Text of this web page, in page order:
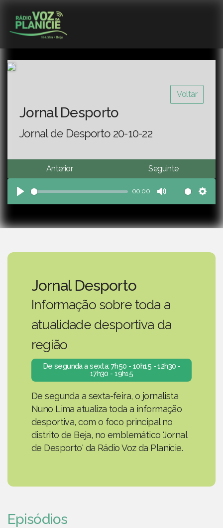
Voltar
Jornal Desporto
Jornal de Desporto 20-10-22
Anterior Seguinte
Play
00:00
Mute
Jornal Desporto
Informação sobre toda a
atualidade desportiva da
região
De segunda a sexta: 7h50 - 10h15 - 12h30 -
17h30 - 19h15
De segunda a sexta-feira, o jornalista
Nuno Lima atualiza toda a informação
desportiva, com o foco principal no
distrito de Beja, no emblemático 'Jornal
de Desporto' da Rádio Voz da Planície.
Episódios